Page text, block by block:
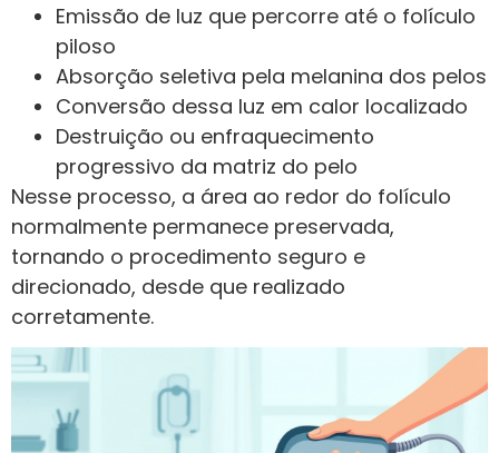
Emissão de luz que percorre até o folículo
piloso
Absorção seletiva pela melanina dos pelos
Conversão dessa luz em calor localizado
Destruição ou enfraquecimento
progressivo da matriz do pelo
Nesse processo, a área ao redor do folículo
normalmente permanece preservada,
tornando o procedimento seguro e
direcionado, desde que realizado
corretamente.